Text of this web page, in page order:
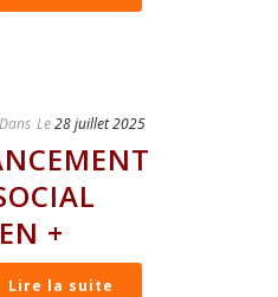
Dans Le28 juillet 2025
+
Lire la suite